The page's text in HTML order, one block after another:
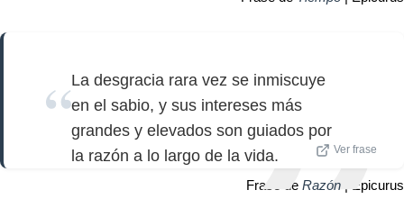
La desgracia rara vez se inmiscuye
en el sabio, y sus intereses más
grandes y elevados son guiados por
la razón a lo largo de la vida.
Ver frase
Frase de Razón | Epicurus